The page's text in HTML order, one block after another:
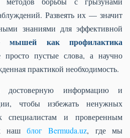
Развеять их — значит
знаниями для эффективной
мышей как профилактика
пустые слова, а научно
практикой необходимость.
достоверную информацию и
чтобы избежать ненужных
специалистам и проверенным
нашблог Bermuda.uz, где мы